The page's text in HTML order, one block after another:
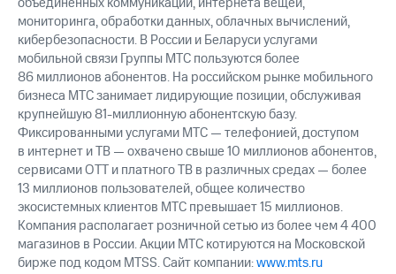
мониторинга, обработки данных, облачных вычислений,
кибербезопасности. В России и Беларуси услугами
мобильной связи Группы МТС пользуются более
86 миллионов абонентов. На российском рынке мобильного
бизнеса МТС занимает лидирующие позиции, обслуживая
крупнейшую 81-миллионную абонентскую базу.
Фиксированными услугами МТС — телефонией, доступом
в интернет и ТВ — охвачено свыше 10 миллионов абонентов,
сервисами OTT и платного ТВ в различных средах — более
13 миллионов пользователей, общее количество
экосистемных клиентов МТС превышает 15 миллионов.
Компания располагает розничной сетью из более чем 4 400
магазинов в России. Акции МТС котируются на Московской
бирже под кодом MTSS. Сайт компании:www.mts.ru